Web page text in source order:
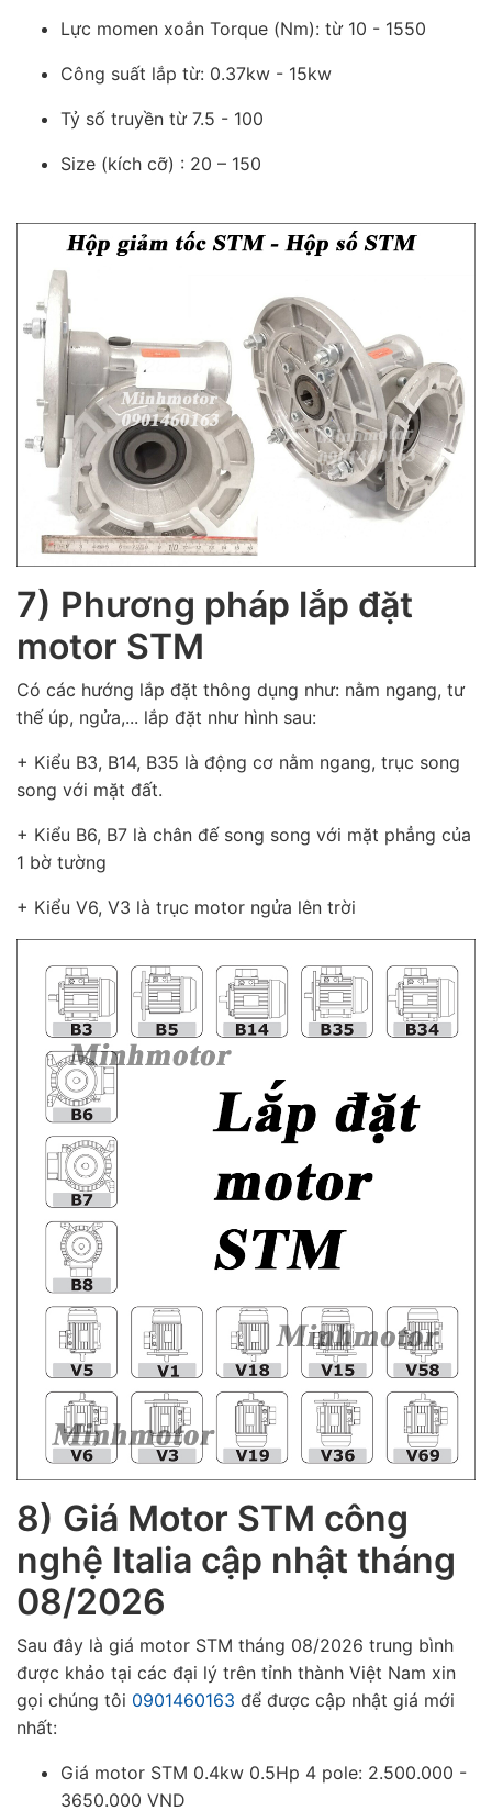
Lực momen xoắn Torque (Nm): từ 10 - 1550
Công suất lắp từ: 0.37kw - 15kw
Tỷ số truyền từ 7.5 - 100
Size (kích cỡ) : 20 – 150
7) Phương pháp lắp đặt
motor STM
Có các hướng lắp đặt thông dụng như: nằm ngang, tư
thế úp, ngửa,... lắp đặt như hình sau:
+ Kiểu B3, B14, B35 là động cơ nằm ngang, trục song
song với mặt đất.
+ Kiểu B6, B7 là chân đế song song với mặt phẳng của
1 bờ tường
+ Kiểu V6, V3 là trục motor ngửa lên trời
8) Giá Motor STM công
nghệ Italia cập nhật tháng
08/2026
Sau đây là giá motor STM tháng 08/2026 trung bình
được khảo tại các đại lý trên tỉnh thành Việt Nam xin
gọi chúng tôi 0901460163 để được cập nhật giá mới
nhất:
Giá motor STM 0.4kw 0.5Hp 4 pole: 2.500.000 -
3650.000 VND